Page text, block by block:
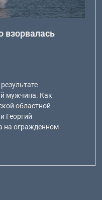
взорвалась
мужчина. Как
областной
Георгий
на огражденном